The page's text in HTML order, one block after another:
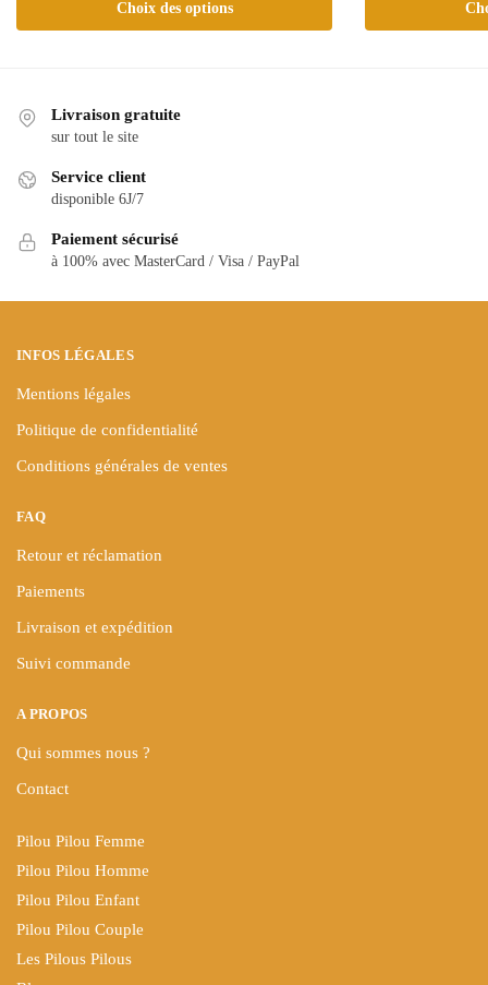
Choix des options
produit
variations.
Les
peuvent
choisies
produit
Livraison gratuite
sur tout le site
Service client
disponible 6J/7
Paiement sécurisé
à 100% avec MasterCard / Visa / PayPal
INFOS LÉGALES
Mentions légales
Politique de confidentialité
Conditions générales de ventes
FAQ
Retour et réclamation
Paiements
Livraison et expédition
Suivi commande
A PROPOS
Qui sommes nous ?
Contact
Pilou Pilou Femme
Pilou Pilou Homme
Pilou Pilou Enfant
Pilou Pilou Couple
Les Pilous Pilous